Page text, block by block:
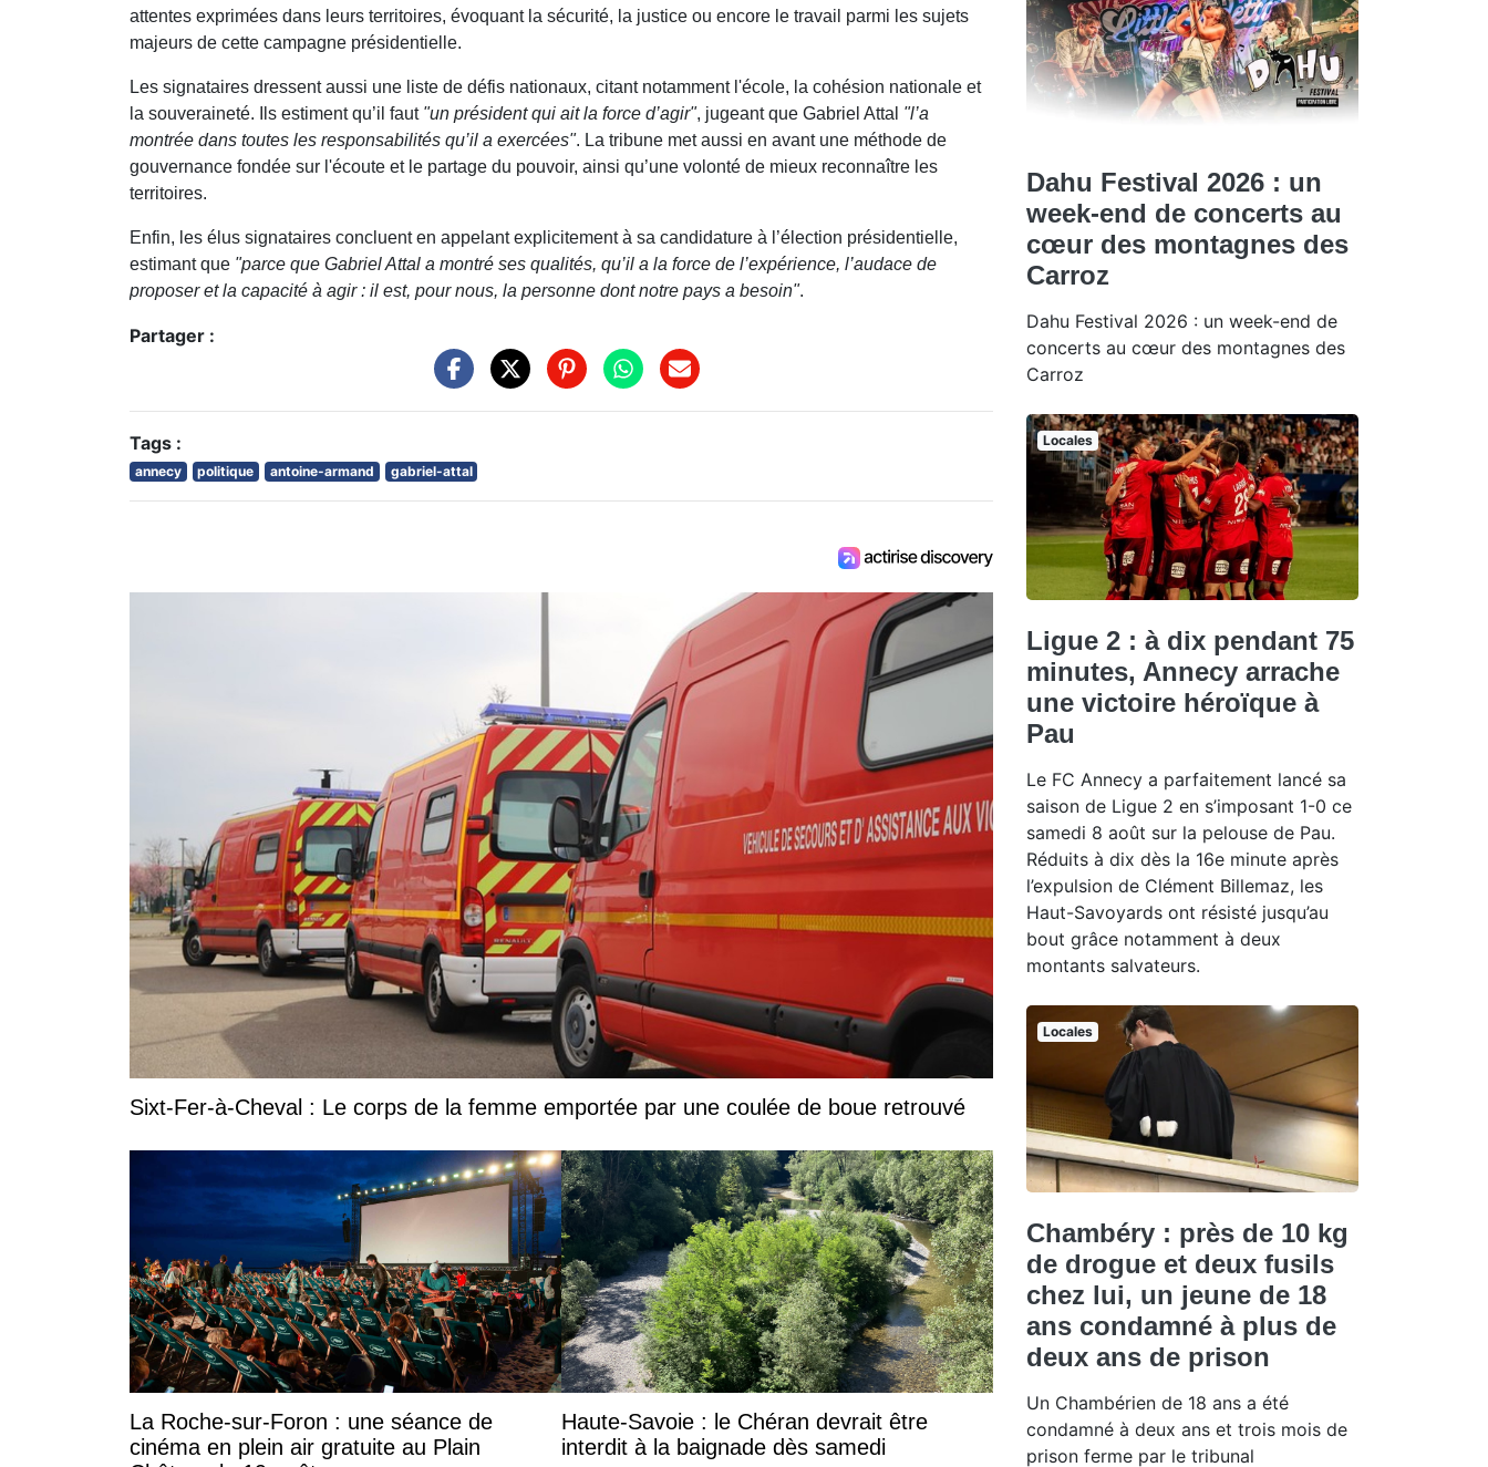
attentes exprimées dans leurs territoires, évoquant la sécurité, la justice ou encore le travail parmi les sujets
majeurs de cette campagne présidentielle.
Les signataires dressent aussi une liste de défis nationaux, citant notamment l'école, la cohésion nationale et
la souveraineté. Ils estiment qu’il faut "un président qui ait la force d’agir", jugeant que Gabriel Attal "l’a
montrée dans toutes les responsabilités qu’il a exercées". La tribune met aussi en avant une méthode de
gouvernance fondée sur l'écoute et le partage du pouvoir, ainsi qu’une volonté de mieux reconnaître les
territoires.
Enfin, les élus signataires concluent en appelant explicitement à sa candidature à l’élection présidentielle,
estimant que "parce que Gabriel Attal a montré ses qualités, qu’il a la force de l’expérience, l’audace de
proposer et la capacité à agir : il est, pour nous, la personne dont notre pays a besoin".
Partager :
Tags :
annecy politique antoine-armand gabriel-attal
Sixt-Fer-à-Cheval : Le corps de la femme emportée par une coulée de boue retrouvé
La Roche-sur-Foron : une séance de
cinéma en plein air gratuite au Plain
Haute-Savoie : le Chéran devrait être
interdit à la baignade dès samedi
Dahu Festival 2026 : un
week-end de concerts au
cœur des montagnes des
Carroz
Dahu Festival 2026 : un week-end de
concerts au cœur des montagnes des
Carroz
Locales
Ligue 2 : à dix pendant 75
minutes, Annecy arrache
une victoire héroïque à
Pau
Le FC Annecy a parfaitement lancé sa
saison de Ligue 2 en s’imposant 1-0 ce
samedi 8 août sur la pelouse de Pau.
Réduits à dix dès la 16e minute après
l’expulsion de Clément Billemaz, les
Haut-Savoyards ont résisté jusqu’au
bout grâce notamment à deux
montants salvateurs.
Locales
Chambéry : près de 10 kg
de drogue et deux fusils
chez lui, un jeune de 18
ans condamné à plus de
deux ans de prison
Un Chambérien de 18 ans a été
condamné à deux ans et trois mois de
prison ferme par le tribunal